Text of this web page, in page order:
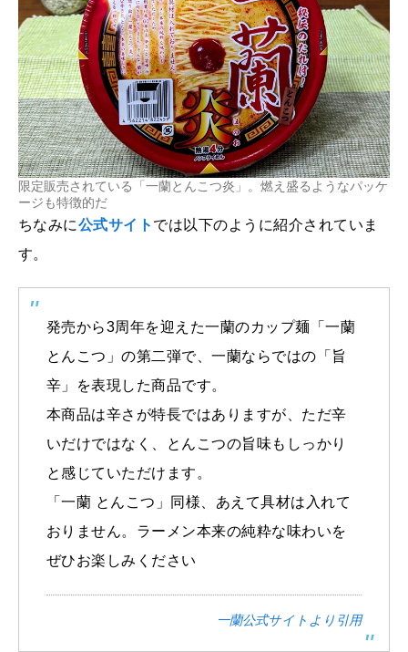
限定販売されている「一蘭とんこつ炎」。燃え盛るようなパッケ
ージも特徴的だ
ちなみに公式サイト では以下のように紹介されていま
す。
発売から3周年を迎えた一蘭のカップ麺「一蘭
とんこつ」の第二弾で、一蘭ならではの「旨
辛」を表現した商品です。
本商品は辛さが特長ではありますが、ただ辛
いだけではなく、とんこつの旨味もしっかり
と感じていただけます。
「一蘭 とんこつ」同様、あえて具材は入れて
おりません。ラーメン本来の純粋な味わいを
ぜひお楽しみください
一蘭公式サイトより引用